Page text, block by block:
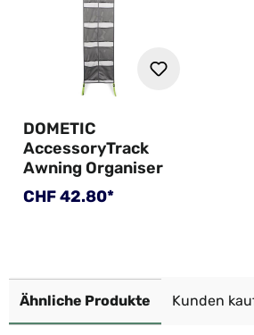
DOMETIC
AccessoryTrack
Awning Organiser
Regulärer Preis:
CHF 42.80*
Ähnliche Produkte Kunden